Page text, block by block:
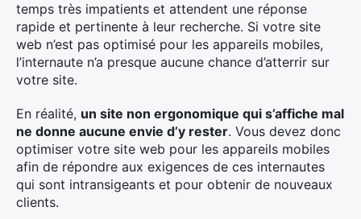
temps très impatients et attendent une réponse
rapide et pertinente à leur recherche. Si votre site
web n’est pas optimisé pour les appareils mobiles,
l’internaute n’a presque aucune chance d’atterrir sur
votre site.
En réalité, un site non ergonomique qui s’affiche mal
ne donne aucune envie d’y rester. Vous devez donc
optimiser votre site web pour les appareils mobiles
afin de répondre aux exigences de ces internautes
qui sont intransigeants et pour obtenir de nouveaux
clients.